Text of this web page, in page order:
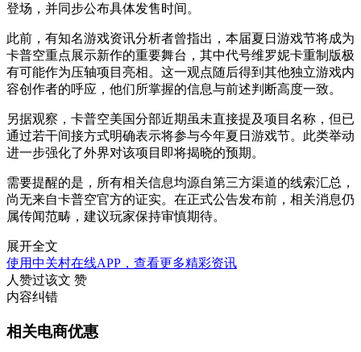
登场，并同步公布具体发售时间。
此前，有知名游戏资讯分析者曾指出，本届夏日游戏节将成为
卡普空重点展示新作的重要舞台，其中代号维罗妮卡重制版极
有可能作为压轴项目亮相。这一观点随后得到其他独立游戏内
容创作者的呼应，他们所掌握的信息与前述判断高度一致。
另据观察，卡普空美国分部近期虽未直接提及项目名称，但已
通过若干间接方式明确表示将参与今年夏日游戏节。此类举动
进一步强化了外界对该项目即将揭晓的预期。
需要提醒的是，所有相关信息均源自第三方渠道的线索汇总，
尚无来自卡普空官方的证实。在正式公告发布前，相关消息仍
属传闻范畴，建议玩家保持审慎期待。
展开全文
使用中关村在线APP，查看更多精彩资讯
人赞过该文 赞
内容纠错
相关电商优惠